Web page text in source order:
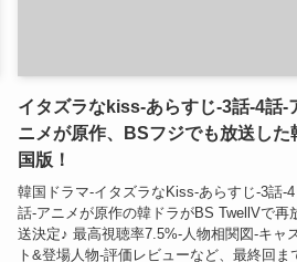
イタズラなkiss-あらすじ-3話-4話-
ニメが原作、BSフジでも放送した
国版！
韓国ドラマ-イタズラなKiss-あらすじ-3話-4
話-アニメが原作の韓ドラがBS TwellVで再
送決定♪ 最高視聴率7.5%-人物相関図-キャ
ト&登場人物-評価レビューなど、最終回ま